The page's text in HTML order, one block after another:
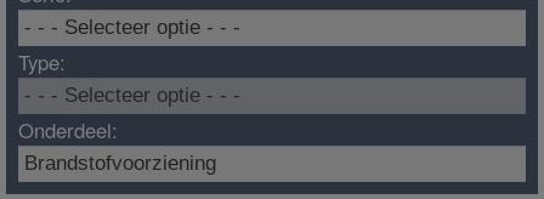
Type:
Onderdeel: